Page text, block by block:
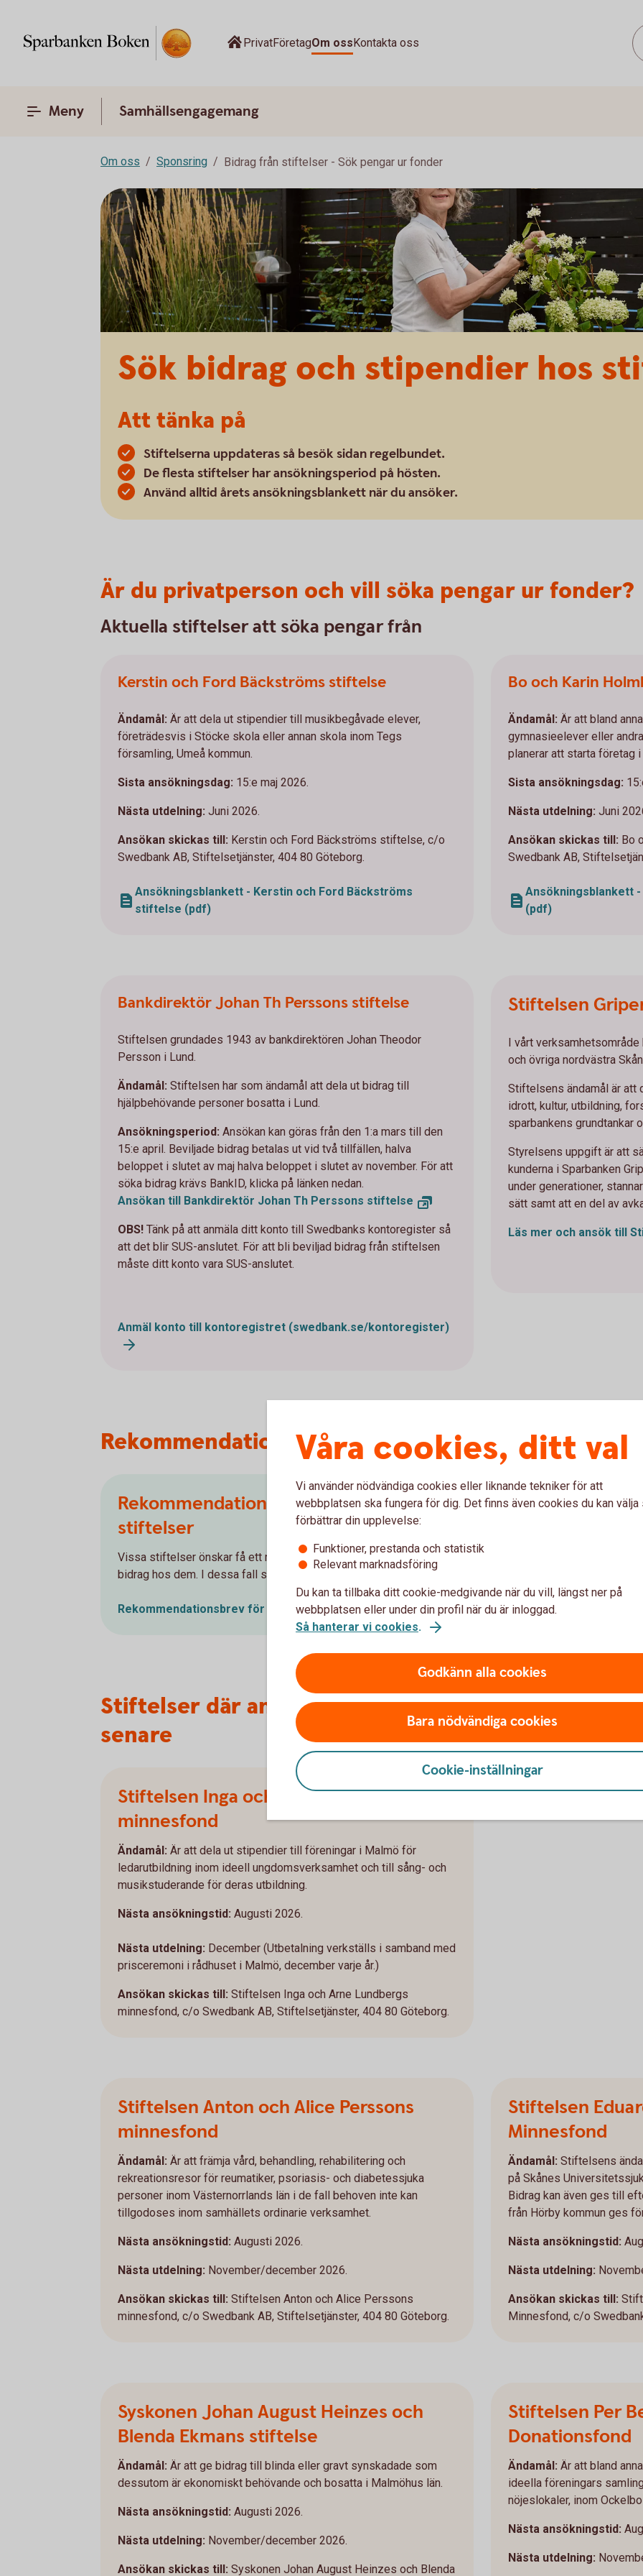
PrivatFöretagOm ossKontakta oss
Meny Samhällsengagemang
Om oss Sponsring Bidrag från stiftelser - Sök pengar ur fonder
Sök bidrag och stipendier hos
Att tänka på
Stiftelserna uppdateras så besök sidan regelbundet.
De flesta stiftelser har ansökningsperiod på hösten.
Använd alltid årets ansökningsblankett när du ansöker.
Är du privatperson och vill söka pengar ur fonder?
Aktuella stiftelser att söka pengar från
Kerstin och Ford Bäckströms stiftelse
Ändamål: Är att dela ut stipendier till musikbegåvade elever,
företrädesvis i Stöcke skola eller annan skola inom Tegs
församling, Umeå kommun.
Sista ansökningsdag: 15:e maj 2026.
Nästa utdelning: Juni 2026.
Ansökan skickas till: Kerstin och Ford Bäckströms stiftelse, c/o
Swedbank AB, Stiftelsetjänster, 404 80 Göteborg.
Ansökningsblankett - Kerstin och Ford Bäckströms
stiftelse (pdf)
Bo och Karin
Ändamål: Är att bland
gymnasieelever eller
planerar att starta företag
Sista ansökningsdag:
Nästa utdelning: Juni
Ansökan skickas till: Bo
Swedbank AB,
Ansökningsblankett
(pdf)
Bankdirektör Johan Th Perssons stiftelse
Stiftelsen grundades 1943 av bankdirektören Johan Theodor
Persson i Lund.
Ändamål: Stiftelsen har som ändamål att dela ut bidrag till
hjälpbehövande personer bosatta i Lund.
Ansökningsperiod: Ansökan kan göras från den 1:a mars till den
15:e april. Beviljade bidrag betalas ut vid två tillfällen, halva
beloppet i slutet av maj halva beloppet i slutet av november. För att
söka bidrag krävs BankID, klicka på länken nedan.
Ansökan till Bankdirektör Johan Th Perssons stiftelse
OBS! Tänk på att anmäla ditt konto till Swedbanks kontoregister så
att det blir SUS-anslutet. För att bli beviljad bidrag från stiftelsen
måste ditt konto vara SUS-anslutet.
Anmäl konto till kontoregistret (swedbank.se/kontoregister)
Stiftelsen
I vårt verksamhetsområde
och övriga nordvästra
Stiftelsens ändamål är att
idrott, kultur, utbildning,
sparbankens grundtankar
Styrelsens uppgift är att
kunderna i Sparbanken
under generationer,
sätt samt att en del av
Läs mer och ansök till
Rekommendationsbrev
Rekommendationsbrev vid ansökan hos
stiftelser
Vissa stiftelser önskar få ett rekommendationsbrev när du söker
bidrag hos dem. I dessa fall så fyller du i blanketten nedan.
Rekommendationsbrev för ansökan (pdf)
Stiftelser där ansökningsprocessen öppnas
senare
Stiftelsen Inga och Arne Lundbergs
minnesfond
Ändamål: Är att dela ut stipendier till föreningar i Malmö för
ledarutbildning inom ideell ungdomsverksamhet och till sång- och
musikstuderande för deras utbildning.
Nästa ansökningstid: Augusti 2026.
Nästa utdelning: December (Utbetalning verkställs i samband med
prisceremoni i rådhuset i Malmö, december varje år.)
Ansökan skickas till: Stiftelsen Inga och Arne Lundbergs
minnesfond, c/o Swedbank AB, Stiftelsetjänster, 404 80 Göteborg.
Stiftelsen Anton och Alice Perssons
minnesfond
Ändamål: Är att främja vård, behandling, rehabilitering och
rekreationsresor för reumatiker, psoriasis- och diabetessjuka
personer inom Västernorrlands län i de fall behoven inte kan
tillgodoses inom samhällets ordinarie verksamhet.
Nästa ansökningstid: Augusti 2026.
Nästa utdelning: November/december 2026.
Ansökan skickas till: Stiftelsen Anton och Alice Perssons
minnesfond, c/o Swedbank AB, Stiftelsetjänster, 404 80 Göteborg.
Stiftelsen
Minnesfond
Ändamål: Stiftelsens
på Skånes
Bidrag kan även ges till
från Hörby kommun ges
Nästa ansökningstid:
Nästa utdelning:
Ansökan skickas till:
Minnesfond, c/o
Syskonen Johan August Heinzes och
Blenda Ekmans stiftelse
Ändamål: Är att ge bidrag till blinda eller gravt synskadade som
dessutom är ekonomiskt behövande och bosatta i Malmöhus län.
Nästa ansökningstid: Augusti 2026.
Nästa utdelning: November/december 2026.
Ansökan skickas till: Syskonen Johan August Heinzes och Blenda
Stiftelsen Per
Donationsfond
Ändamål: Är att bland
ideella föreningars
nöjeslokaler, inom
Nästa ansökningstid:
Nästa utdelning:
Våra cookies, ditt val
Vi använder nödvändiga cookies eller liknande tekniker för att
webbplatsen ska fungera för dig. Det finns även cookies du kan välja
förbättrar din upplevelse:
Funktioner, prestanda och statistik
Relevant marknadsföring
Du kan ta tillbaka ditt cookie-medgivande när du vill, längst ner på
webbplatsen eller under din profil när du är inloggad.
Så hanterar vi cookies.
Godkänn alla cookies
Bara nödvändiga cookies
Cookie-inställningar